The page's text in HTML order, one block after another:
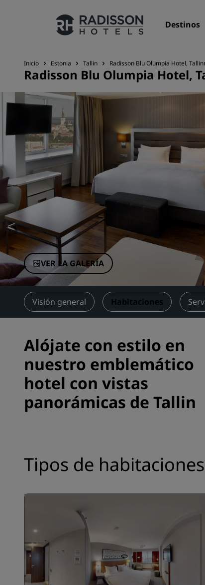
Destinos
Nuestras marcas
Marcas de Radisson Hotels
Marcas afiliadas en China
Inicio Estonia Tallin Radisson Blu Olumpia Hotel,
Radisson Blu Olumpia Hotel,
VER LA GALERÍA
Visión general Habitaciones
Alójate con estilo en
nuestro emblemático
hotel con vistas
panorámicas de Tallin
Tipos de habitaciones